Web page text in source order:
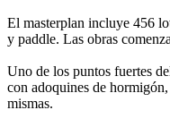
El masterplan incluye 456
y paddle. Las obras
Uno de los puntos fuertes
con adoquines de
mismas.